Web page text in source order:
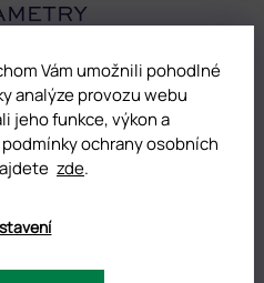
Vám umožnili pohodlné
analýze provozu webu
jeho funkce, výkon a
ochrany osobních
zde.
gely na nehty Classic